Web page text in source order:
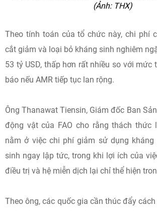
(Ảnh: THX)
Theo tính toán của tổ chức này, chi phí
cắt giảm và loại bỏ kháng sinh nghiêm
53 tỷ USD, thấp hơn rất nhiều so với mức
báo nếu AMR tiếp tục lan rộng.
Ông Thanawat Tiensin, Giám đốc Ban
động vật của FAO cho rằng thách thức
nằm ở việc chi phí giảm sử dụng
sinh ngay lập tức, trong khi lợi ích của
điều trị và hệ miễn dịch lại chỉ thể hiện
Theo ông, các quốc gia cần thúc đẩy